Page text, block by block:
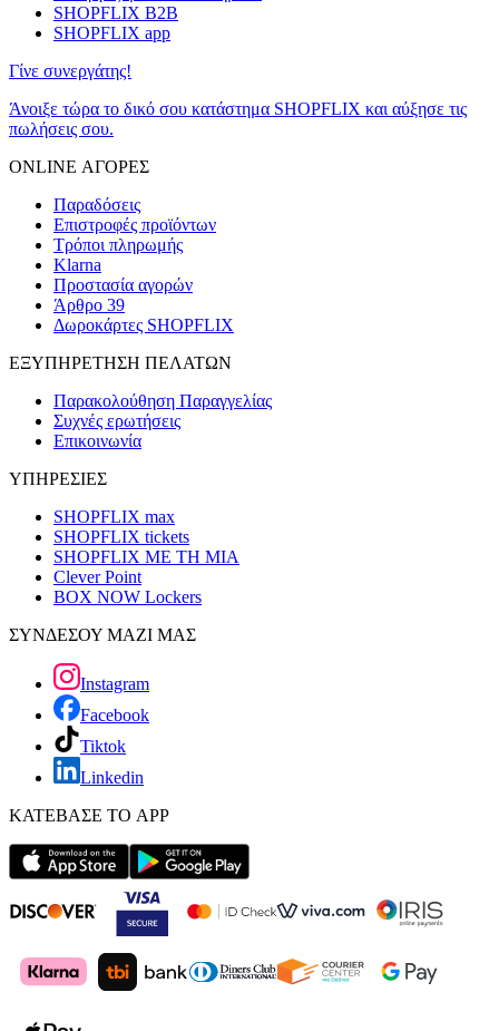
SHOPFLIX B2B
SHOPFLIX app
Γίνε συνεργάτης!
Άνοιξε τώρα το δικό σου κατάστημα SHOPFLIX και αύξησε τις
πωλήσεις σου.
ONLINE ΑΓΟΡΕΣ
Παραδόσεις
Επιστροφές προϊόντων
Τρόποι πληρωμής
Klarna
Προστασία αγορών
Άρθρο 39
Δωροκάρτες SHOPFLIX
ΕΞΥΠΗΡΕΤΗΣΗ ΠΕΛΑΤΩΝ
Παρακολούθηση Παραγγελίας
Συχνές ερωτήσεις
Επικοινωνία
ΥΠΗΡΕΣΙΕΣ
SHOPFLIX max
SHOPFLIX tickets
SHOPFLIX ΜΕ ΤΗ ΜΙΑ
Clever Point
BOX NOW Lockers
ΣΥΝΔΕΣΟΥ ΜΑΖΙ ΜΑΣ
Instagram
Facebook
Tiktok
Linkedin
ΚΑΤΕΒΑΣΕ ΤΟ APP